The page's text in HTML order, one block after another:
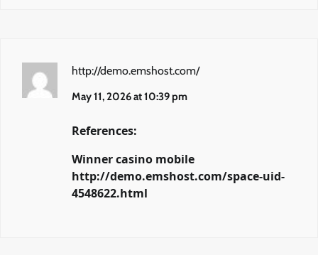
http://demo.emshost.com/
May 11, 2026 at 10:39 pm
References:
Winner casino mobile
http://demo.emshost.com/space-uid-
4548622.html